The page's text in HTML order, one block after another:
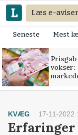
Læs e-
Seneste Mest
vokser:
KVÆG 17-11-2022
Erfaringer